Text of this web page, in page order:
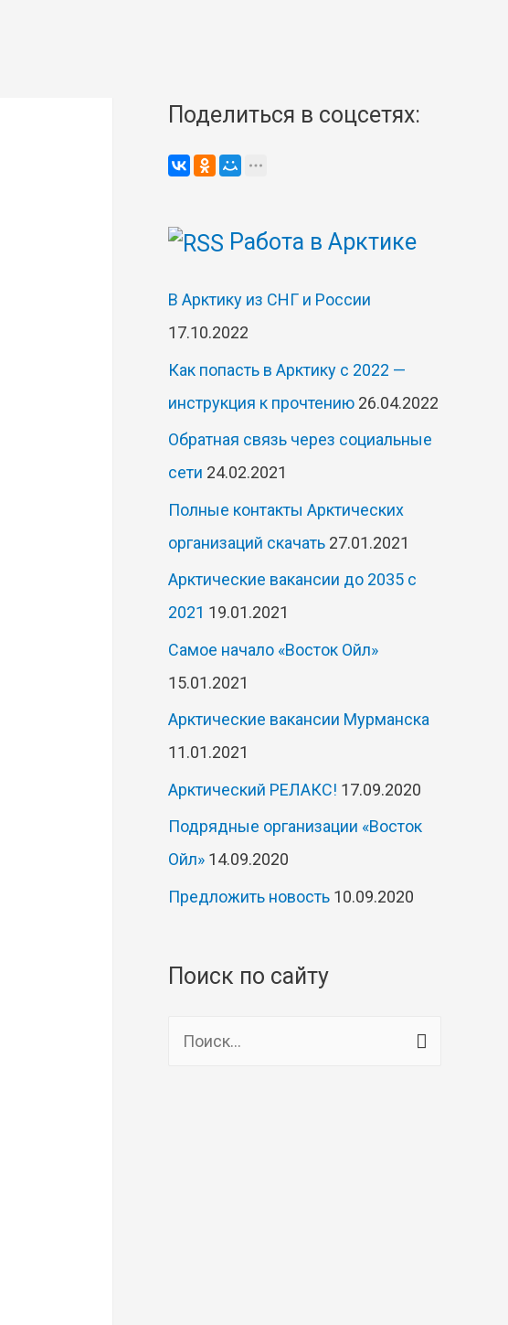
Поделиться в соцсетях:
Работа в Арктике
В Арктику из СНГ и России
17.10.2022
Как попасть в Арктику с 2022 —
инструкция к прочтению 26.04.2022
Обратная связь через социальные
сети 24.02.2021
Полные контакты Арктических
организаций скачать 27.01.2021
Арктические вакансии до 2035 с
2021 19.01.2021
Самое начало «Восток Ойл»
15.01.2021
Арктические вакансии Мурманска
11.01.2021
Арктический РЕЛАКС! 17.09.2020
Подрядные организации «Восток
Ойл» 14.09.2020
Предложить новость 10.09.2020
Поиск по сайту